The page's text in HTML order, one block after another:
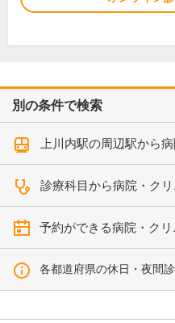
別の条件で検索
上川内駅の周辺駅から
診療科目から病院・ク
予約ができる病院・ク
各都道府県の休日・夜間